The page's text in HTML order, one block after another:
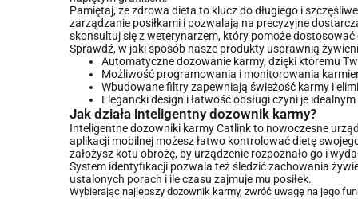
Pamiętaj, że zdrowa dieta to klucz do długiego i
zarządzanie posiłkami i pozwalają na precyzyjne
skonsultuj się z weterynarzem, który pomoże
Sprawdź, w jaki sposób nasze produkty usprawnią
Automatyczne dozowanie karmy, dzięki któremu
Możliwość programowania i monitorowania
Wbudowane filtry zapewniają świeżość karmy i
Elegancki design i łatwość obsługi czyni je
Jak działa inteligentny dozownik karmy?
Inteligentne dozowniki karmy Catlink to nowoczesne
aplikacji mobilnej możesz łatwo kontrolować dietę
założysz kotu obrożę, by urządzenie rozpoznało go i
System identyfikacji pozwala też śledzić zachowania
ustalonych porach i ile czasu zajmuje mu posiłek.
Wybierając najlepszy dozownik karmy, zwróć uwagę na jego